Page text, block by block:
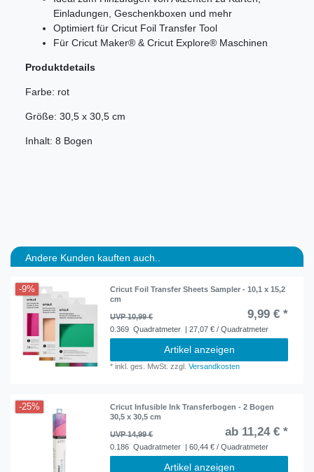
Einladungen, Geschenkboxen und mehr
Optimiert für Cricut Foil Transfer Tool
Für Cricut Maker® & Cricut Explore® Maschinen
Produktdetails
Farbe: rot
Größe: 30,5 x 30,5 cm
Inhalt: 8 Bogen
Andere Kunden kauften auch..
-9%
Cricut Foil Transfer Sheets Sampler - 10,1 x 15,2
cm
UVP 10,99 € 9,99 € *
0.369 Quadratmeter | 27,07 € / Quadratmeter
Artikel anzeigen
*inkl. ges. MwSt. zzgl.Versandkosten
-25%
Cricut Infusible Ink Transferbogen - 2 Bogen
30,5 x 30,5 cm
UVP 14,99 € ab 11,24 € *
0.186 Quadratmeter | 60,44 € / Quadratmeter
Artikel anzeigen